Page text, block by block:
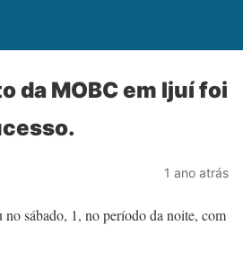
da MOBC em Ijuí foi
1 ano atrás
no sábado, 1, no período da noite, com